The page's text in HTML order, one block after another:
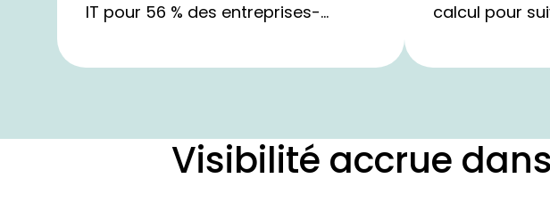
IT pour 56 % des entreprises-
calcul pour
Visibilité accrue